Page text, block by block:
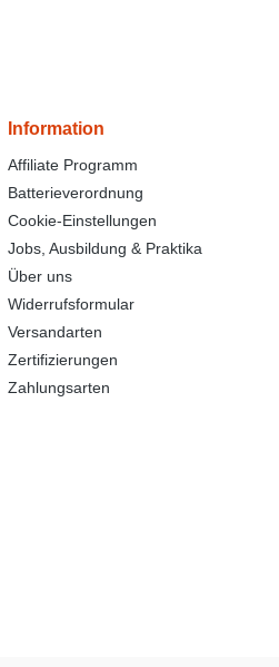
Information
Affiliate Programm
Batterieverordnung
Cookie-Einstellungen
Jobs, Ausbildung & Praktika
Über uns
Widerrufsformular
Versandarten
Zertifizierungen
Zahlungsarten